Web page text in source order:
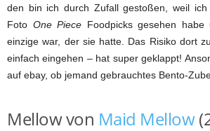
den bin ich durch Zufall gestoßen, weil
Foto One Piece Foodpicks gesehen
einzige war, der sie hatte. Das Risiko dort
einfach eingehen – hat super geklappt!
auf ebay, ob jemand gebrauchtes Bento-
Mellow von Maid Mellow